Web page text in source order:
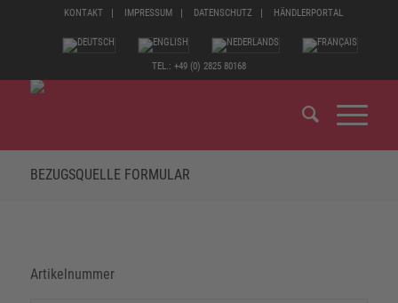
KONTAKT IMPRESSUM DATENSCHUTZ HÄNDLERPORTAL
TEL.: +49 (0) 2825 80168
BEZUGSQUELLE FORMULAR
Artikelnummer